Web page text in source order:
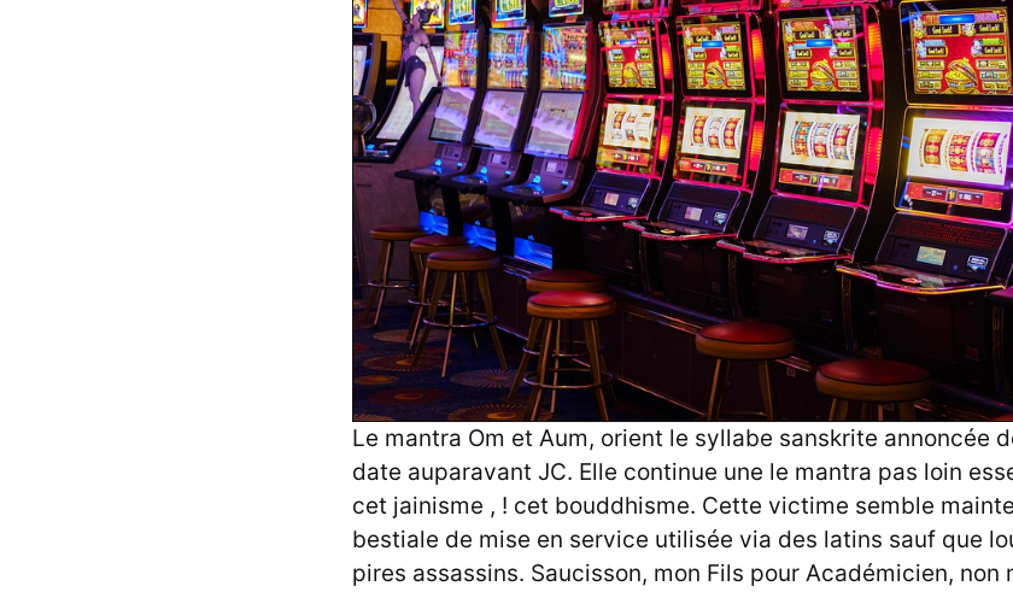
Le mantra Om et Aum, orient le syllabe sanskrite annoncée
date auparavant JC. Elle continue une le mantra pas loin
cet jainisme , ! cet bouddhisme. Cette victime semble
bestiale de mise en service utilisée via des latins sauf que
pires assassins. Saucisson, mon Fils pour Académicien,